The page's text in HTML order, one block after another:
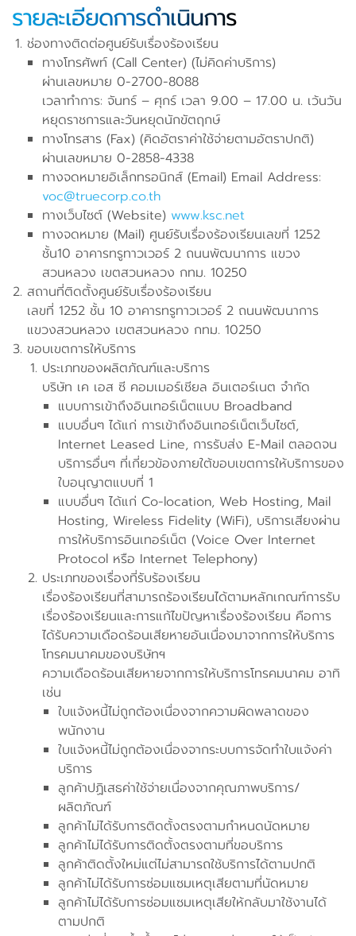
รายละเอียดการดำเนินการ
ช่องทางติดต่อศูนย์รับเรื่องร้องเรียน
ทางโทรศัพท์ (Call Center) (ไม่คิดค่าบริการ)
ผ่านเลขหมาย 0-2700-8088
เวลาทำการ: จันทร์ – ศุกร์ เวลา 9.00 – 17.00 น. เว้นวัน
หยุดราชการและวันหยุดนักขัตฤกษ์
ทางโทรสาร (Fax) (คิดอัตราค่าใช้จ่ายตามอัตราปกติ)
ผ่านเลขหมาย 0-2858-4338
ทางจดหมายอิเล็กทรอนิกส์ (Email) Email Address:
voc@truecorp.co.th
ทางเว็บไซต์ (Website) www.ksc.net
ทางจดหมาย (Mail) ศูนย์รับเรื่องร้องเรียนเลขที่ 1252
ชั้น10 อาคารทรูทาวเวอร์ 2 ถนนพัฒนาการ แขวง
สวนหลวง เขตสวนหลวง กทม. 10250
สถานที่ติดตั้งศูนย์รับเรื่องร้องเรียน
เลขที่ 1252 ชั้น 10 อาคารทรูทาวเวอร์ 2 ถนนพัฒนาการ
แขวงสวนหลวง เขตสวนหลวง กทม. 10250
ขอบเขตการให้บริการ
ประเภทของผลิตภัณฑ์และบริการ
บริษัท เค เอส ซี คอมเมอร์เชียล อินเตอร์เนต จำกัด
แบบการเข้าถึงอินเทอร์เน็ตแบบ Broadband
แบบอื่นๆ ได้แก่ การเข้าถึงอินเทอร์เน็ตเว็บไซต์,
Internet Leased Line, การรับส่ง E-Mail ตลอดจน
บริการอื่นๆ ที่เกี่ยวข้องภายใต้ขอบเขตการให้บริการของ
ใบอนุญาตแบบที่ 1
แบบอื่นๆ ได้แก่ Co-location, Web Hosting, Mail
Hosting, Wireless Fidelity (WiFi), บริการเสียงผ่าน
การให้บริการอินเทอร์เน็ต (Voice Over Internet
Protocol หรือ Internet Telephony)
ประเภทของเรื่องที่รับร้องเรียน
เรื่องร้องเรียนที่สามารถร้องเรียนได้ตามหลักเกณฑ์การรับ
เรื่องร้องเรียนและการแก้ไขปัญหาเรื่องร้องเรียน คือการ
ได้รับความเดือดร้อนเสียหายอันเนื่องมาจากการให้บริการ
โทรคมนาคมของบริษัทฯ
ความเดือดร้อนเสียหายจากการให้บริการโทรคมนาคม อาทิ
เช่น
ใบแจ้งหนี้ไม่ถูกต้องเนื่องจากความผิดพลาดของ
พนักงาน
ใบแจ้งหนี้ไม่ถูกต้องเนื่องจากระบบการจัดทำใบแจ้งค่า
บริการ
ลูกค้าปฏิเสธค่าใช้จ่ายเนื่องจากคุณภาพบริการ/
ผลิตภัณฑ์
ลูกค้าไม่ได้รับการติดตั้งตรงตามกำหนดนัดหมาย
ลูกค้าไม่ได้รับการติดตั้งตรงตามที่ขอบริการ
ลูกค้าติดตั้งใหม่แต่ไม่สามารถใช้บริการได้ตามปกติ
ลูกค้าไม่ได้รับการซ่อมแซมเหตุเสียตามที่นัดหมาย
ลูกค้าไม่ได้รับการซ่อมแซมเหตุเสียให้กลับมาใช้งานได้
ตามปกติ